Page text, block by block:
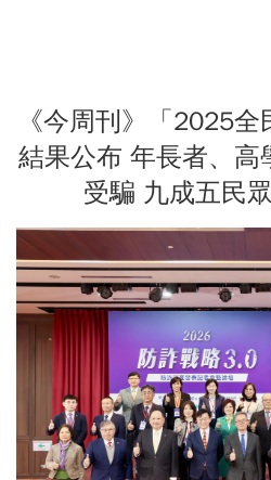
《今周刊》「2025全
結果公布 年長者、高
受騙 九成五民